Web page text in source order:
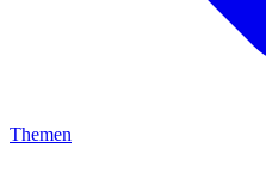
Themen